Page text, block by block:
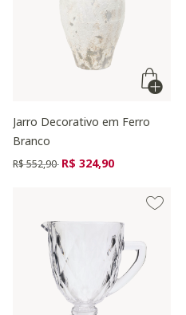
Jarro Decorativo em Ferro
Branco
Preço reduzido de
R$ 552,90 para
R$ 324,90